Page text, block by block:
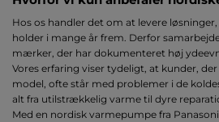
Hos os handler det om at levere
holder i mange år frem. Derfor
mærker, der har dokumenteret høj
Vores erfaring viser tydeligt, at kunder,
model, ofte står med problemer i de
alt fra utilstrækkelig varme til dyre
Med en nordisk varmepumpe fra